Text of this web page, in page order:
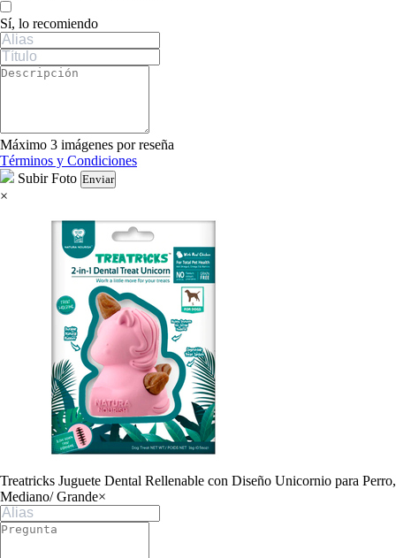
Sí, lo recomiendo
Máximo 3 imágenes por reseña
Términos y Condiciones
Subir Foto Enviar
×
Treatricks Juguete Dental Rellenable con Diseño Unicornio para Perro,
Mediano/ Grande×